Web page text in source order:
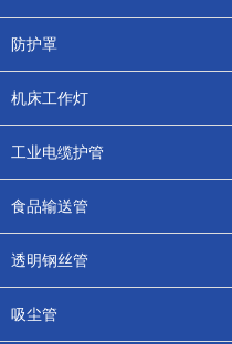
防护罩
机床工作灯
工业电缆护管
食品输送管
透明钢丝管
吸尘管